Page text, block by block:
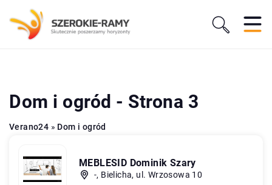
Dom i ogród - Strona 3
Verano24 » Dom i ogród
MEBLESID Dominik Szary
-, Bielicha, ul. Wrzosowa 10